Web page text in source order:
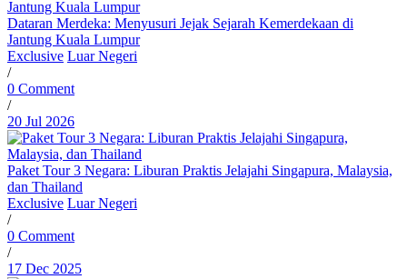
Dataran Merdeka: Menyusuri Jejak Sejarah Kemerdekaan di
Jantung Kuala Lumpur
Exclusive Luar Negeri
/
0 Comment
/
20 Jul 2026
Paket Tour 3 Negara: Liburan Praktis Jelajahi Singapura, Malaysia,
dan Thailand
Exclusive Luar Negeri
/
0 Comment
/
17 Dec 2025